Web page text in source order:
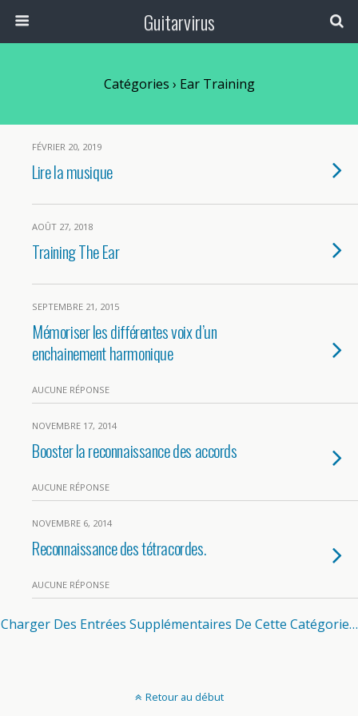
Guitarvirus
Catégories › Ear Training
FÉVRIER 20, 2019
Lire la musique
AOÛT 27, 2018
Training The Ear
SEPTEMBRE 21, 2015
Mémoriser les différentes voix d’un
enchainement harmonique
AUCUNE RÉPONSE
NOVEMBRE 17, 2014
Booster la reconnaissance des accords
AUCUNE RÉPONSE
NOVEMBRE 6, 2014
Reconnaissance des tétracordes.
AUCUNE RÉPONSE
Charger Des Entrées Supplémentaires De Cette Catégorie…
Retour au début